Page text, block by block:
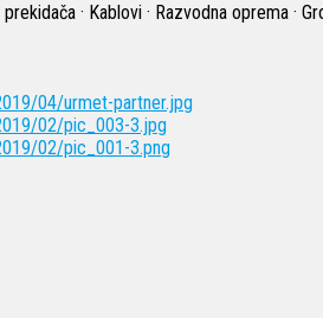
· Kablovi · Razvodna oprema ·